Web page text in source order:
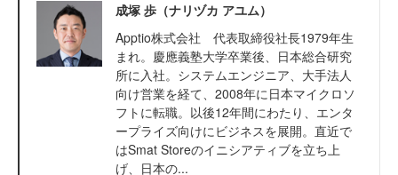
成塚 歩（ナリヅカ アユム）
Apptio株式会社 代表取締役社長1979年生
まれ。慶應義塾大学卒業後、日本総合研究
所に入社。システムエンジニア、大手法人
向け営業を経て、2008年に日本マイクロソ
フトに転職。以後12年間にわたり、エンタ
ープライズ向けにビジネスを展開。直近で
はSmat Storeのイニシアティブを立ち上
げ、日本の...